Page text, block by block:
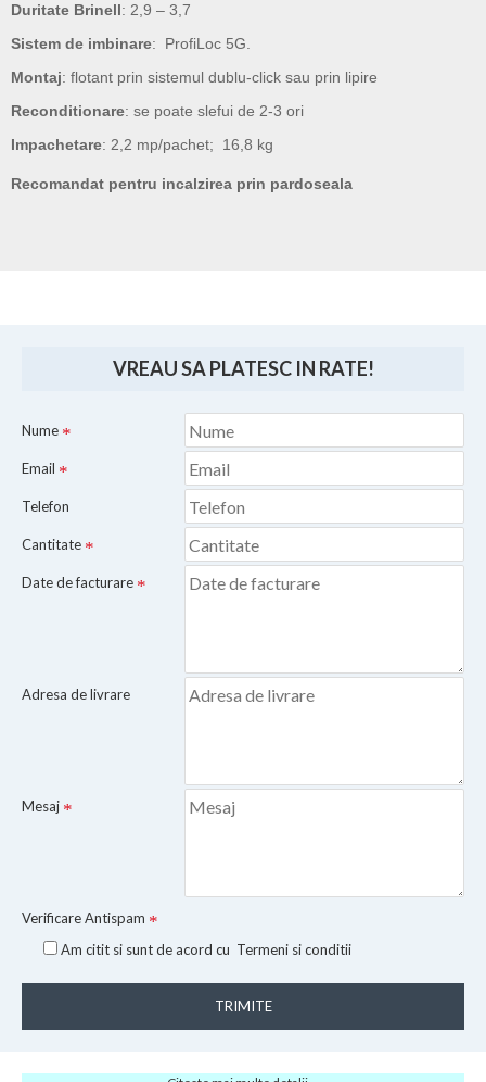
Duritate Brinell: 2,9 – 3,7
Sistem de imbinare: ProfiLoc 5G.
Montaj: flotant prin sistemul dublu-click sau prin lipire
Reconditionare: se poate slefui de 2-3 ori
Impachetare: 2,2 mp/pachet; 16,8 kg
Recomandat pentru incalzirea prin pardoseala
VREAU SA PLATESC IN RATE!
Nume
Email
Telefon
Cantitate
Date de facturare
Adresa de livrare
Mesaj
Verificare Antispam
Am citit si sunt de acord cu Termeni si conditii
TRIMITE